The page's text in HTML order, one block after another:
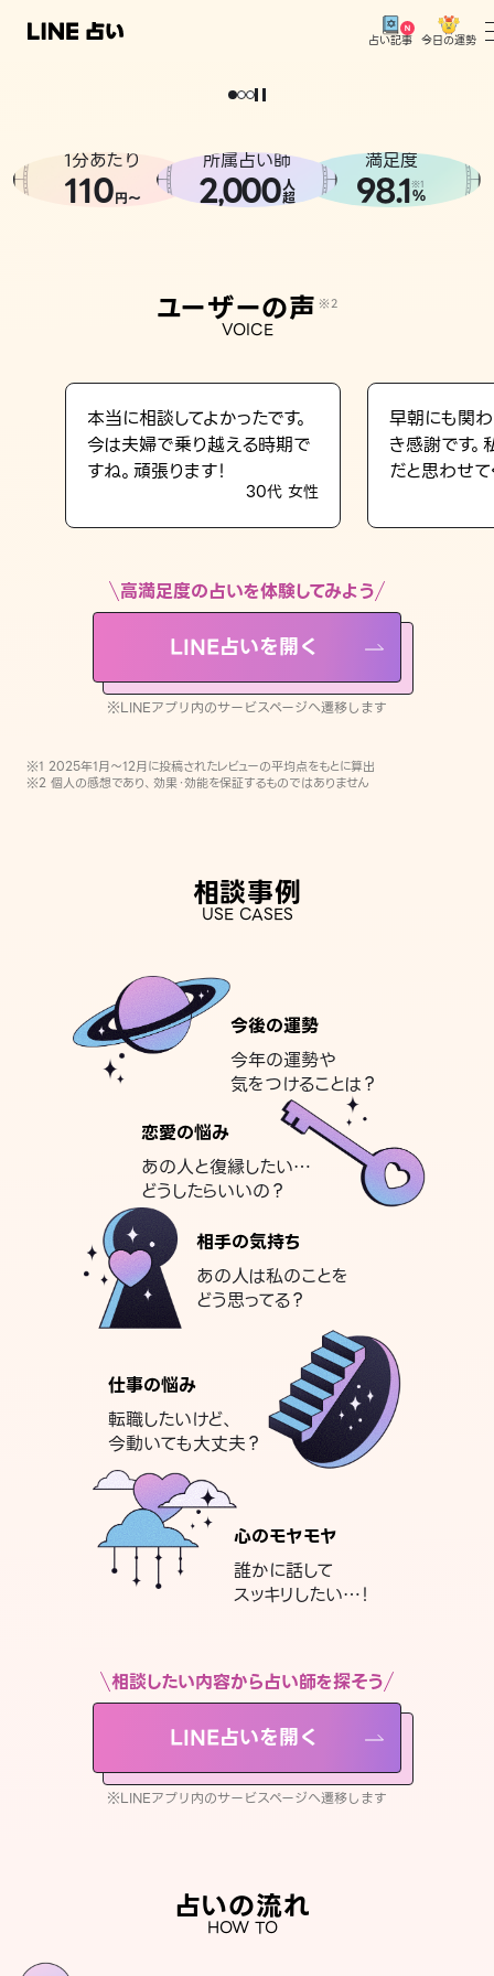
占い記事 今日の運勢
相談事例
LINE占いを開く
※LINEアプリ内のサービスページへ遷移します
どうせなら
。
1分あたり
110円〜
所属占い師
2,000人
超
満足度
98.1※1
%
ユーザーの声 ※2
VOICE
本当に相談してよかったです。
今は夫婦で乗り越える時期で
すね。頑張ります！
30代 女性
早朝にも関
き感謝です
だと思わせて
高満足度の占いを体験してみよう
LINE占いを開く
※LINEアプリ内のサービスページへ遷移します
※1 2025年1月〜12月に投稿されたレビューの平均点をもとに算出
※2 個人の感想であり、効果・効能を保証するものではありません
相談事例
USE CASES
今後の運勢
今年の運勢や
気をつけることは？
恋愛の悩み
あの人と復縁したい…
どうしたらいいの？
相手の気持ち
あの人は私のことを
どう思ってる？
仕事の悩み
転職したいけど、
今動いても大丈夫？
心のモヤモヤ
誰かに話して
スッキリしたい…！
相談したい内容から占い師を探そう
LINE占いを開く
※LINEアプリ内のサービスページへ遷移します
占いの流れ
HOW TO